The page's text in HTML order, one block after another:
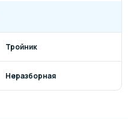
Тройник
Неразборная